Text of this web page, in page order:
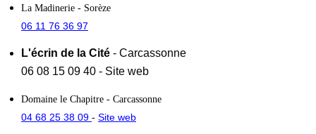
La Madinerie - Sorèze
06 11 76 36 97
L'écrin de la Cité - Carcassonne
06 08 15 09 40 - Site web
Domaine le Chapitre - Carcassonne
04 68 25 38 09 - Site web